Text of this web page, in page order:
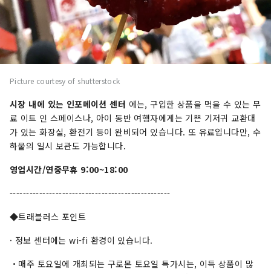
Picture courtesy of shutterstock
시장 내에 있는 인포메이션 센터 에는, 구입한 상품을 먹을 수 있는 무
료 이트 인 스페이스나, 아이 동반 여행자에게는 기쁜 기저귀 교환대
가 있는 화장실, 환전기 등이 완비되어 있습니다. 또 유료입니다만, 수
하물의 일시 보관도 가능합니다.
영업시간/연중무휴 9:00~18:00
-------------------------------------------------
◆트래블러스 포인트
· 정보 센터에는 wi-fi 환경이 있습니다.
・매주 토요일에 개최되는 구로몬 토요일 특가시는, 이득 상품이 많